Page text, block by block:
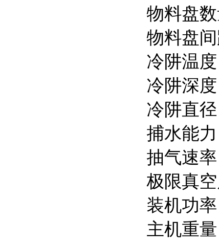
物料盘
物料盘
冷阱温
冷阱深
冷阱直
捕水能
抽气速
极限真
装机功
主机重